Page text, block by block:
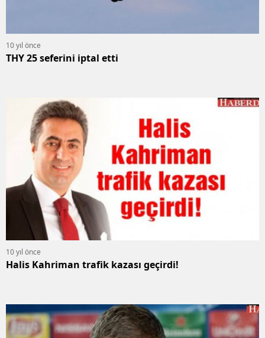
10 yıl önce
THY 25 seferini iptal etti
10 yıl önce
Halis Kahriman trafik kazası geçirdi!